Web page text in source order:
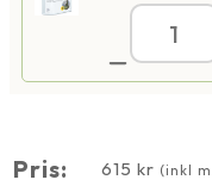
mini
Pris: 615 kr (inkl